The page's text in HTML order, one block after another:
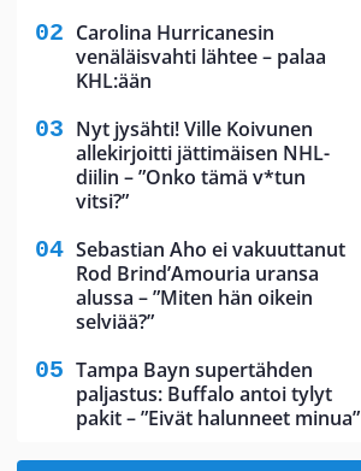
Carolina Hurricanesin
venäläisvahti lähtee – palaa
KHL:ään
Nyt jysähti! Ville Koivunen
allekirjoitti jättimäisen NHL-
diilin – ”Onko tämä v*tun
vitsi?”
Sebastian Aho ei vakuuttanut
Rod Brind’Amouria uransa
alussa – ”Miten hän oikein
selviää?”
Tampa Bayn supertähden
paljastus: Buffalo antoi tylyt
pakit – ”Eivät halunneet minua”